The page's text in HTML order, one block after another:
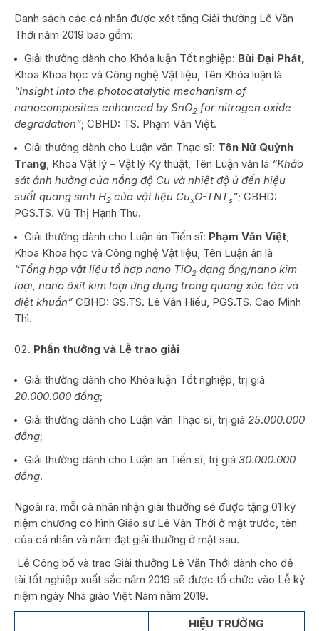
Danh sách các cá nhân được xét tặng Giải thưởng Lê Văn
Thới năm 2019 bao gồm:
Giải thưởng dành cho Khóa luận Tốt nghiệp: Bùi Đại Phát,
Khoa Khoa học và Công nghệ Vật liệu, Tên Khóa luận là
“Insight into the photocatalytic mechanism of
nanocomposites enhanced by SnO2 for nitrogen oxide
degradation”; CBHD: TS. Phạm Văn Việt.
Giải thưởng dành cho Luận văn Thạc sĩ: Tôn Nữ Quỳnh
Trang, Khoa Vật lý – Vật lý Kỹ thuật, Tên Luận văn là “Khảo
sát ảnh hưởng của nồng độ Cu và nhiệt độ ủ đến hiệu
suất quang sinh H2 của vật liệu CuxO-TNTs”; CBHD:
PGS.TS. Vũ Thị Hạnh Thu.
Giải thưởng dành cho Luận án Tiến sĩ: Phạm Văn Việt,
Khoa Khoa học và Công nghệ Vật liệu, Tên Luận án là
“Tổng hợp vật liệu tổ hợp nano TiO2 dạng ống/nano kim
loại, nano ôxít kim loại ứng dụng trong quang xúc tác và
diệt khuẩn” CBHD: GS.TS. Lê Văn Hiếu, PGS.TS. Cao Minh
Thì.
Phần thưởng và Lễ trao giải
Giải thưởng dành cho Khóa luận Tốt nghiệp, trị giá
20.000.000 đồng;
Giải thưởng dành cho Luận văn Thạc sĩ, trị giá 25.000.000
đồng;
Giải thưởng dành cho Luận án Tiến sĩ, trị giá 30.000.000
đồng.
Ngoài ra, mỗi cá nhân nhận giải thưởng sẽ được tặng 01 kỷ
niệm chương có hình Giáo sư Lê Văn Thới ở mặt trước, tên
của cá nhân và năm đạt giải thưởng ở mặt sau.
Lễ Công bố và trao Giải thưởng Lê Văn Thới dành cho đề
tài tốt nghiệp xuất sắc năm 2019 sẽ được tổ chức vào Lễ kỷ
niệm ngày Nhà giáo Việt Nam năm 2019.
HIỆU TRƯỞNG